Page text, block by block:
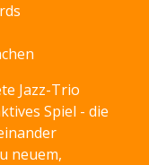
Jazz-Trio
Spiel - die
neuem,